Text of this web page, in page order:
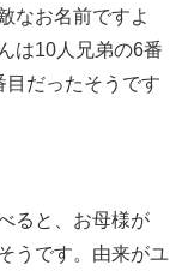
なお名前ですよ
は10人兄弟の6番
目だったそうです
ると、お母様が
うです。由来がユ